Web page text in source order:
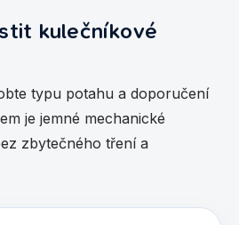
kulečníkové
typu potahu a doporučení
je jemné mechanické
zbytečného tření a